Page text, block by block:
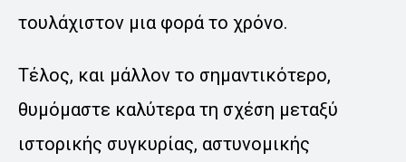
τουλάχιστον μια φορά το χρόνο.
Τέλος, και μάλλον το σημαντικότερο,
θυμόμαστε καλύτερα τη σχέση μεταξύ
ιστορικής συγκυρίας, αστυνομικής